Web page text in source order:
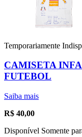
Temporariamente
CAMISETA
FUTEBOL
Saiba mais
R$ 40,00
Disponível Somente